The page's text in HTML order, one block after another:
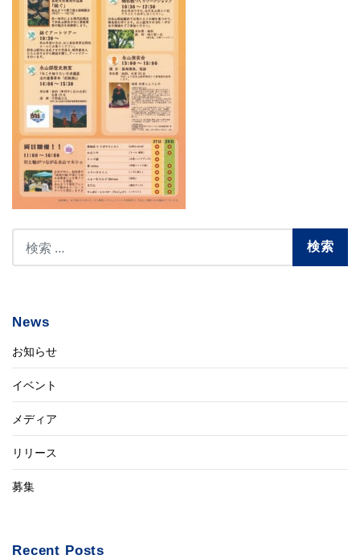
News
お知らせ
イベント
メディア
リリース
募集
Recent Posts